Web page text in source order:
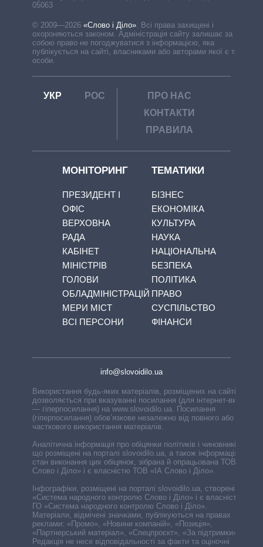
05063
© 2009—2026 «Слово і Діло». Всі права захищені і
охороняються законом. Адміністрація сайту залишає за
собою право не погоджуватися з інформацією, яка
публікується на сайті, власниками або авторами якої є треті
особи.
УКР РОС
ПРО НАС
КОНТАКТИ
ПРАВИЛА
МОНІТОРИНГ
ПРЕЗИДЕНТ І
ОФІС
ВЕРХОВНА
РАДА
КАБІНЕТ
МІНІСТРІВ
ГОЛОВИ
ОБЛАДМІНІСТРАЦІЙ
МЕРИ МІСТ
ВСІ ПЕРСОНИ
ТЕМАТИКИ
БІЗНЕС
ЕКОНОМІКА
КУЛЬТУРА
НАУКА
НАЦІОНАЛЬНА
БЕЗПЕКА
ПОЛІТИКА
ПРАВО
СУСПІЛЬСТВО
ФІНАНСИ
info@slovoidilo.ua
Використання будь-яких матеріалів, розміщених на сайті,
дозволяється при вказуванні посилання (для інтернет-видань
— гіперпосилання) на www.slovoidilo.ua. Посилання
(гіперпосилання) обов’язкове незалежно від повного або
часткового використання матеріалів.
Аналітична інформація про обіцянки політиків і чиновників,
що розміщені на порталі slovoidilo.ua, а також інформація про
стан виконання цих обіцянок, зібрана й опрацьована ТОВ «ІА
Слово і Діло» і є власністю ТОВ «ІА Слово і Діло».
Інфографіки, розміщені на порталі slovoidilo.ua, створені ГО
«Система народного контролю Слово і Діло» і є власністю
ГО «Система народного контролю Слово і Діло».
Матеріали, відмічені значками, публікуються на правах
реклами: «Промо», «Новини компаній», «Позиція»,
«Партнерський матеріал», «Спецпроєкт», «За підтримки».
Редакція не несе відповідальності за факти та оціночні